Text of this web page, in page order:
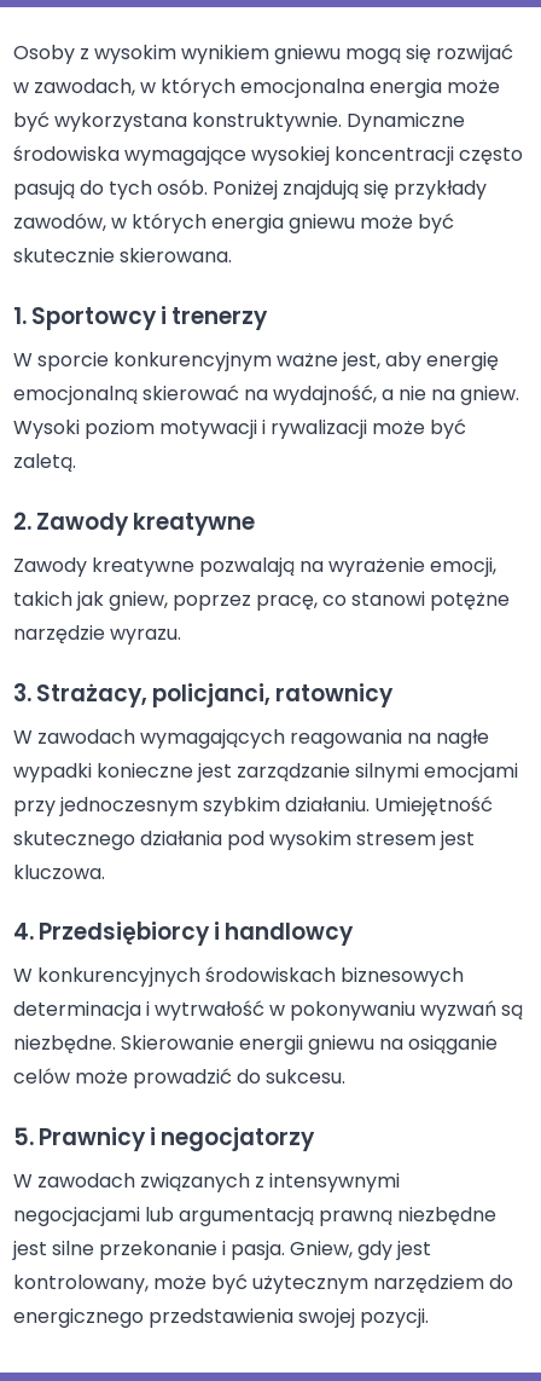
Osoby z wysokim wynikiem gniewu mogą się rozwijać
w zawodach, w których emocjonalna energia może
być wykorzystana konstruktywnie. Dynamiczne
środowiska wymagające wysokiej koncentracji często
pasują do tych osób. Poniżej znajdują się przykłady
zawodów, w których energia gniewu może być
skutecznie skierowana.
1. Sportowcy i trenerzy
W sporcie konkurencyjnym ważne jest, aby energię
emocjonalną skierować na wydajność, a nie na gniew.
Wysoki poziom motywacji i rywalizacji może być
zaletą.
2. Zawody kreatywne
Zawody kreatywne pozwalają na wyrażenie emocji,
takich jak gniew, poprzez pracę, co stanowi potężne
narzędzie wyrazu.
3. Strażacy, policjanci, ratownicy
W zawodach wymagających reagowania na nagłe
wypadki konieczne jest zarządzanie silnymi emocjami
przy jednoczesnym szybkim działaniu. Umiejętność
skutecznego działania pod wysokim stresem jest
kluczowa.
4. Przedsiębiorcy i handlowcy
W konkurencyjnych środowiskach biznesowych
determinacja i wytrwałość w pokonywaniu wyzwań są
niezbędne. Skierowanie energii gniewu na osiąganie
celów może prowadzić do sukcesu.
5. Prawnicy i negocjatorzy
W zawodach związanych z intensywnymi
negocjacjami lub argumentacją prawną niezbędne
jest silne przekonanie i pasja. Gniew, gdy jest
kontrolowany, może być użytecznym narzędziem do
energicznego przedstawienia swojej pozycji.